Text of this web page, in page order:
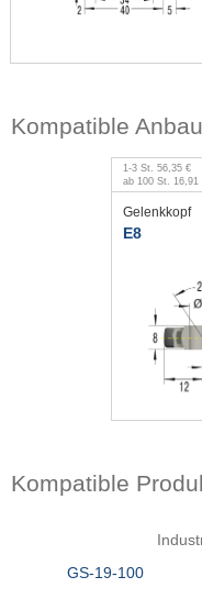
Kompatible
1 -3 St. 56,35 €
ab 100 St. 16,91
Gelenkkopf
E8
Kompatible
GS-19-100